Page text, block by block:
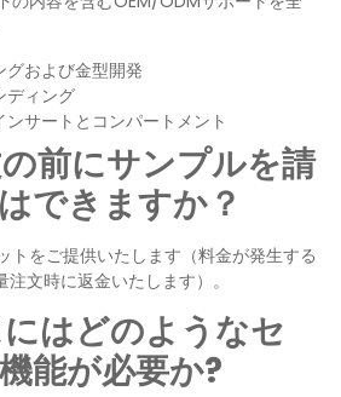
グおよび金型開発
ディング
サートとコンパートメント
前にサンプルを請
できますか？
トをご提供いたします（料金が発生する
文時に返金いたします）。
はどのようなセ
能が必要か?